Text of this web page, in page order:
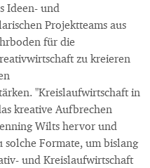
Ideen- und
Projektteams aus
für die
zu kreieren
"Kreislaufwirtschaft in
kreative Aufbrechen
Wilts hervor und
solche Formate, um bislang
und Kreislaufwirtschaft